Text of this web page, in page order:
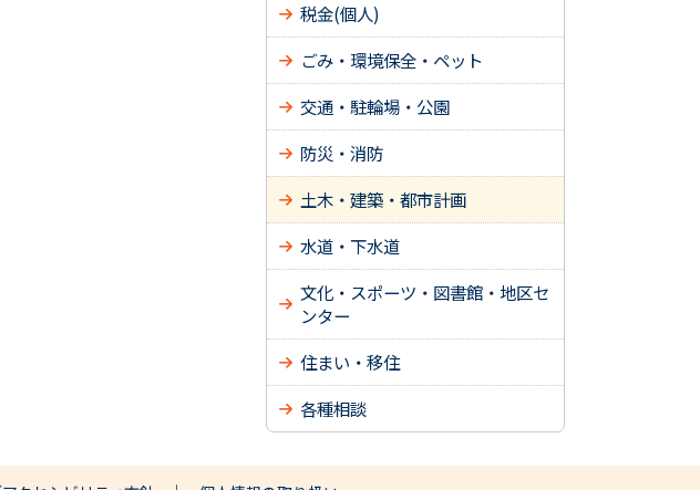
税金(個人)
ごみ・環境保全・ペット
交通・駐輪場・公園
防災・消防
土木・建築・都市計画
水道・下水道
文化・スポーツ・図書館・地区セ
ンター
住まい・移住
各種相談